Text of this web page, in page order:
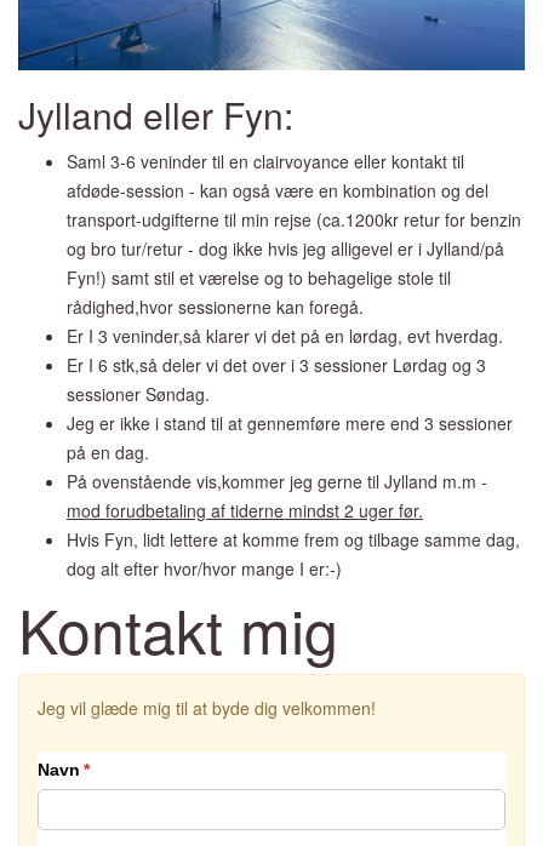
Jylland eller Fyn:
Saml 3-6 veninder til en clairvoyance eller kontakt til
afdøde-session - kan også være en kombination og del
transport-udgifterne til min rejse (ca.1200kr retur for benzin
og bro tur/retur - dog ikke hvis jeg alligevel er i Jylland/på
Fyn!) samt stil et værelse og to behagelige stole til
rådighed,hvor sessionerne kan foregå.
Er I 3 veninder,så klarer vi det på en lørdag, evt hverdag.
Er I 6 stk,så deler vi det over i 3 sessioner Lørdag og 3
sessioner Søndag.
Jeg er ikke i stand til at gennemføre mere end 3 sessioner
på en dag.
På ovenstående vis,kommer jeg gerne til Jylland m.m -
mod forudbetaling af tiderne mindst 2 uger før.
Hvis Fyn, lidt lettere at komme frem og tilbage samme dag,
dog alt efter hvor/hvor mange I er:-)
Kontakt mig
Jeg vil glæde mig til at byde dig velkommen!
Navn *
(påkrævet)